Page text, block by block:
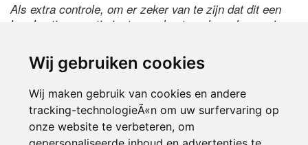
Wij gebruiken cookies
Wij maken gebruik van cookies en andere
tracking-technologieÃ«n om uw surfervaring op
onze website te verbeteren, om
Als extra controle, om er zeker van te zijn dat dit een
handmatige reactie is, typ onderstaande code over in
de code te wijzigen.